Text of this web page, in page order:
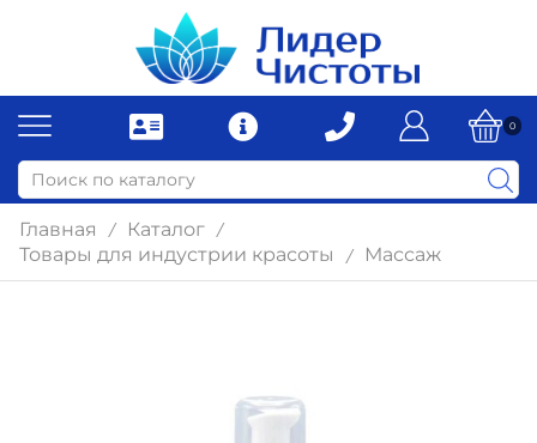
0
Главная / Каталог /
Товары для индустрии красоты / Массаж